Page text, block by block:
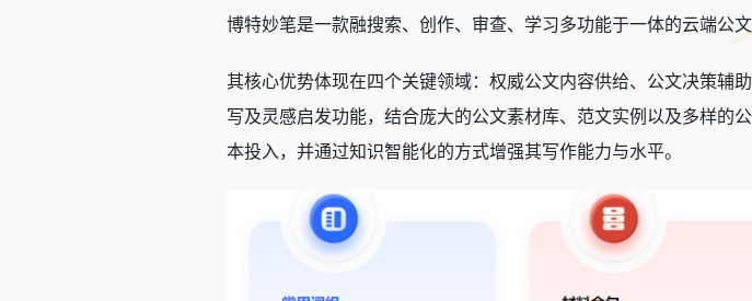
博特妙笔是一款融搜索、创作、审查、学习多功能于一体的云端公
其核心优势体现在四个关键领域：权威公文内容供给、公文决策辅
写及灵感启发功能，结合庞大的公文素材库、范文实例以及多样的
本投入，并通过知识智能化的方式增强其写作能力与水平。